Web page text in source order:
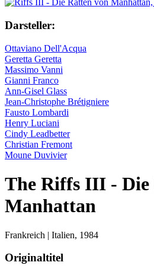
Darsteller:
Ottaviano Dell'Acqua
Geretta Geretta
Massimo Vanni
Gianni Franco
Ann-Gisel Glass
Jean-Christophe Brétigniere
Fausto Lombardi
Henry Luciani
Cindy Leadbetter
Christian Fremont
Moune Duvivier
The Riffs III - Die
Manhattan
Frankreich | Italien, 1984
Originaltitel